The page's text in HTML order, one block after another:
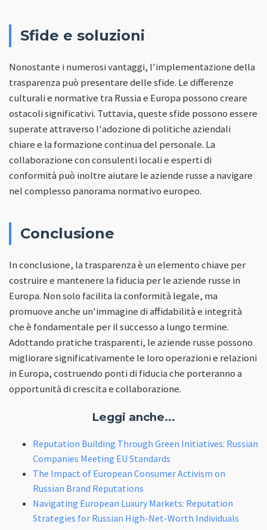
Sfide e soluzioni
Nonostante i numerosi vantaggi, l'implementazione della
trasparenza può presentare delle sfide. Le differenze
culturali e normative tra Russia e Europa possono creare
ostacoli significativi. Tuttavia, queste sfide possono essere
superate attraverso l'adozione di politiche aziendali
chiare e la formazione continua del personale. La
collaborazione con consulenti locali e esperti di
conformità può inoltre aiutare le aziende russe a navigare
nel complesso panorama normativo europeo.
Conclusione
In conclusione, la trasparenza è un elemento chiave per
costruire e mantenere la fiducia per le aziende russe in
Europa. Non solo facilita la conformità legale, ma
promuove anche un'immagine di affidabilità e integrità
che è fondamentale per il successo a lungo termine.
Adottando pratiche trasparenti, le aziende russe possono
migliorare significativamente le loro operazioni e relazioni
in Europa, costruendo ponti di fiducia che porteranno a
opportunità di crescita e collaborazione.
Leggi anche...
Reputation Building Through Green Initiatives: Russian
Companies Meeting EU Standards
The Impact of European Consumer Activism on
Russian Brand Reputations
Navigating European Luxury Markets: Reputation
Strategies for Russian High-Net-Worth Individuals